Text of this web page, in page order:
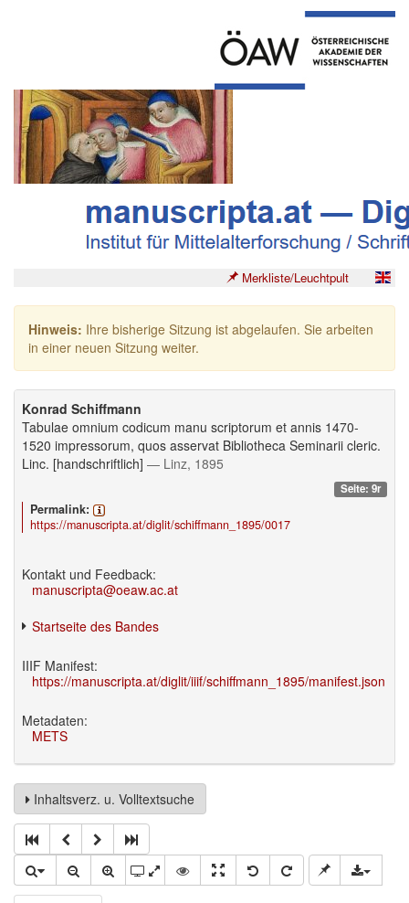
Merkliste/Leuchtpult
Hinweis: Ihre bisherige Sitzung ist abgelaufen. Sie arbeiten
in einer neuen Sitzung weiter.
Konrad Schiffmann
Tabulae omnium codicum manu scriptorum et annis 1470-
1520 impressorum, quos asservat Bibliotheca Seminarii cleric.
Linc. [handschriftlich] — Linz, 1895
Seite: 9r
Permalink:
https://manuscripta.at/diglit/schiffmann_1895/0017
Kontakt und Feedback:
manuscripta@oeaw.ac.at
Startseite des Bandes
IIIF Manifest:
https://manuscripta.at/diglit/iiif/schiffmann_1895/manifest.json
Metadaten:
METS
Inhaltsverz. u. Volltextsuche